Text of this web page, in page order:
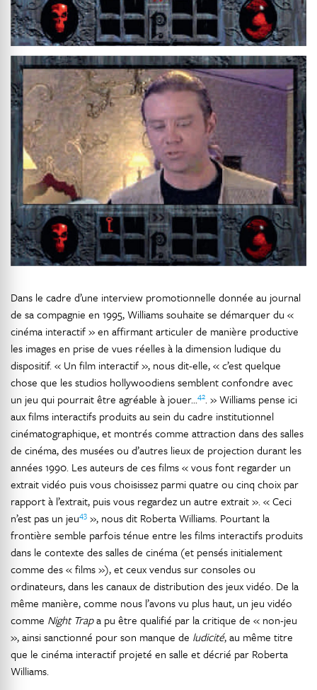
Dans le cadre d’une interview promotionnelle donnée au journal
de sa compagnie en 1995, Williams souhaite se démarquer du «
cinéma interactif » en affirmant articuler de manière productive
les images en prise de vues réelles à la dimension ludique du
dispositif. « Un film interactif », nous dit-elle, « c’est quelque
chose que les studios hollywoodiens semblent confondre avec
un jeu qui pourrait être agréable à jouer...42. » Williams pense ici
aux films interactifs produits au sein du cadre institutionnel
cinématographique, et montrés comme attraction dans des salles
de cinéma, des musées ou d’autres lieux de projection durant les
années 1990. Les auteurs de ces films « vous font regarder un
extrait vidéo puis vous choisissez parmi quatre ou cinq choix par
rapport à l’extrait, puis vous regardez un autre extrait ». « Ceci
n’est pas un jeu43 », nous dit Roberta Williams. Pourtant la
frontière semble parfois ténue entre les films interactifs produits
dans le contexte des salles de cinéma (et pensés initialement
comme des « films »), et ceux vendus sur consoles ou
ordinateurs, dans les canaux de distribution des jeux vidéo. De la
même manière, comme nous l’avons vu plus haut, un jeu vidéo
comme Night Trapa pu être qualifié par la critique de « non-jeu
», ainsi sanctionné pour son manque de ludicité, au même titre
que le cinéma interactif projeté en salle et décrié par Roberta
Williams.